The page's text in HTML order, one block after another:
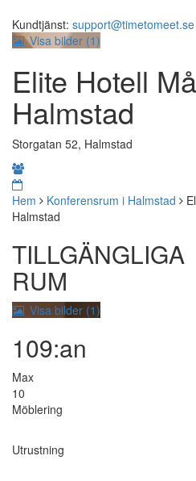
Kundtjänst: support@timetomeet.se
Visa bilder (1)
Elite Hotell
Halmstad
Storgatan 52, Halmstad
Hem
Konferensrum i Halmstad
Halmstad
TILLGÄNGLIGA
RUM
Visa bilder (1)
109:an
Max
10
Möblering
Utrustning